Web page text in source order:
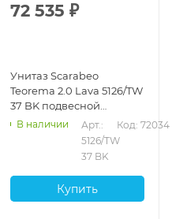
72 535 ₽
Унитаз Scarabeo
Teorema 2.0 Lava 5126/TW
37 BK подвесной
безободковый без
креплений и сиденья,
В наличии
Арт.:
5126/TW
37 BK
Код: 72034
Купить